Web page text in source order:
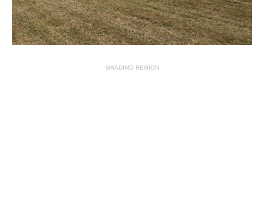
GRADIMO REGION